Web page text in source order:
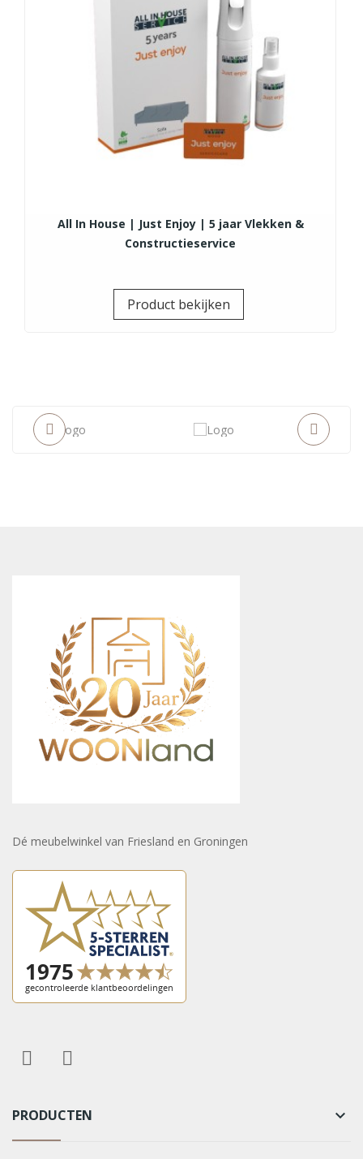
All In House | Just Enjoy | 5 jaar Vlekken &
Constructieservice
Product bekijken
Dé meubelwinkel van Friesland en Groningen
PRODUCTEN keyboard_arrow_down